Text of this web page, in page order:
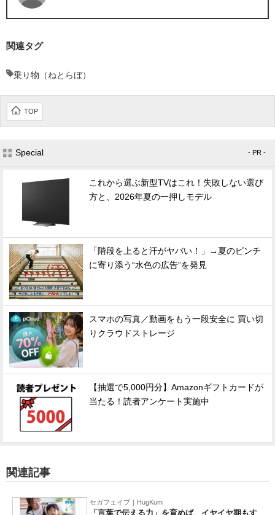
関連タグ
乗り物（ねとらぼ）
TOP
Special - PR -
これから選ぶ新型TVはこれ！失敗しない選び
方と、2026年夏の一押しモデル
「階段を上ると汗がヤバい！」→夏のピンチ
に寄り添う“水色の広告”を発見
スマホの写真／動画をもう一段安全に 買い切
りクラウドストレージ
【抽選で5,000円分】Amazonギフトカードが
当たる！読者アンケート実施中
関連記事
セガフェイブ｜HugKum
「言葉で伝える力」を育めば、イヤイヤ期もす